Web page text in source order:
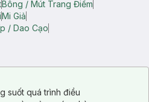
Bông / Mút Trang Điểm
Mi Giả
/ Dao Cạo
suốt quá trình điều